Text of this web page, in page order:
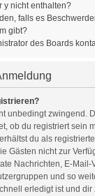
y nicht enthalten?
falls es
gibt?
des Boards
unbedingt zwingend.
ob du registriert sein
du als
Gästen nicht zur
Nachrichten, E-Mail-
und so
erledigt ist und dir